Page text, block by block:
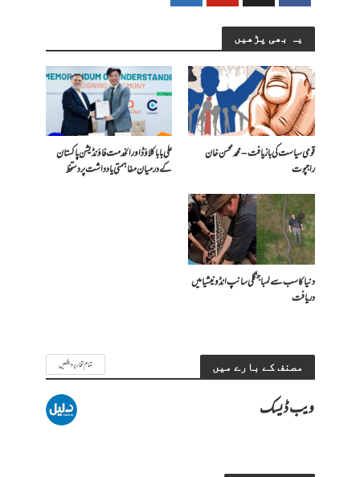
یہ بھی پڑھیں
قومی سیاست کی بازیافت – محمد محسن خان
راجپوت
علی بابا کلاؤڈ اور الخدمت فاؤنڈیشن پاکستان
کے درمیان مفاہمتی یادداشت پر دستخط
دنیا کا سب سے لمبا جنگلی سانپ انڈونیشیا میں
دریافت
مصنف کے بارے میں تمام تحاریر دیکھیں
ویب ڈیسک